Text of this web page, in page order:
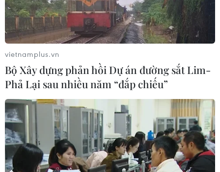
vietnamplus.vn
Bộ Xây dựng phản hồi Dự án đường sắt Lim-
Phả Lại sau nhiều năm “đắp chiếu”